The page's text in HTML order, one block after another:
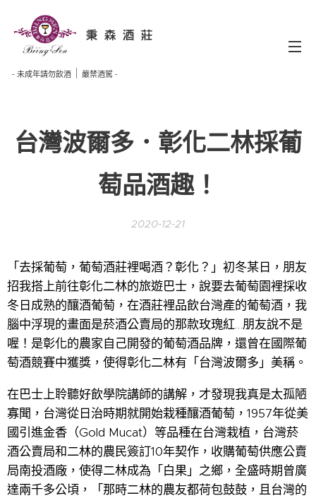
秉 森 酒 莊
- 未成年請勿飲酒 ｜嚴禁酒駕 -
台灣波爾多．彰化二林採葡
萄品酒趣！
2020-12-21
「去採葡萄，葡萄酒莊裡喝酒？彰化？」初冬某日，朋友
招我搭上前往彰化二林的旅遊巴士，說要去葡萄園裡採收
冬日成熟的釀酒葡萄，在酒莊裡品飲台灣產的葡萄酒，我
腦中浮現的畫面是菸酒公賣局的那款玫瑰紅…朋友說不是
喔！是彰化的農家自己開發的葡萄酒品牌，還曾在國際葡
萄酒競賽中獲獎，使得彰化二林有「台灣波爾多」美稱。
在巴士上聆聽好飲學院講師的講解，才發現我真是太孤陋
寡聞，台灣從日治時期就開始栽種釀酒葡萄，1957年從美
國引進金香（Gold Mucat）等品種在台灣栽植，台灣菸
酒公賣局和二林的農民簽訂10年契作，收購葡萄供應公賣
局南投酒廠，使得二林成為「白果」之鄉，全盛時期曾廣
達兩千多公頃，「那時二林的農友都荷包鼓鼓，且台灣的